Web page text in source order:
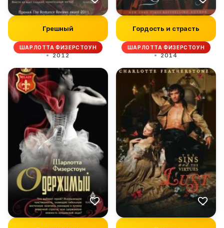
Грешный
ШАРЛОТТА ФИЗЕРСТОУН
2012
Гордость и страсть
ШАРЛОТТА ФИЗЕРСТОУН
2014